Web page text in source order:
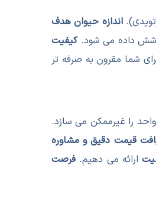
اندازه حیوان هدف
داده می شود.کیفیت
شما مقرون به صرفه تر
را غیرممکن می سازد.
قیمت دقیق و مشاوره
ارائه می دهیم. فرصت